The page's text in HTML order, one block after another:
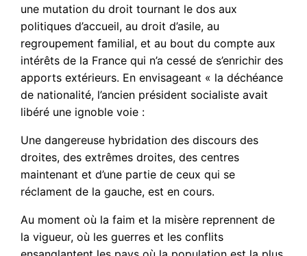
une mutation du droit tournant le dos aux
politiques d’accueil, au droit d’asile, au
regroupement familial, et au bout du compte aux
intérêts de la France qui n’a cessé de s’enrichir des
apports extérieurs. En envisageant « la déchéance
de nationalité, l’ancien président socialiste avait
libéré une ignoble voie :
Une dangereuse hybridation des discours des
droites, des extrêmes droites, des centres
maintenant et d’une partie de ceux qui se
réclament de la gauche, est en cours.
Au moment où la faim et la misère reprennent de
la vigueur, où les guerres et les conflits